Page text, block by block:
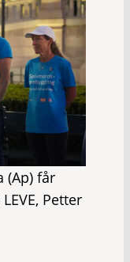
(Ap) får
Petter